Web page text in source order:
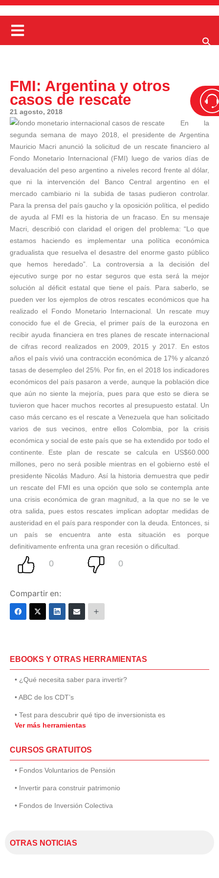
FMI: Argentina y otros
casos de rescate
21 agosto, 2018
En la
segunda semana de mayo 2018, el presidente de Argentina
Mauricio Macri anunció la solicitud de un rescate financiero al
Fondo Monetario Internacional (FMI) luego de varios días de
devaluación del peso argentino a niveles record frente al dólar,
que ni la intervención del Banco Central argentino en el
mercado cambiario ni la subida de tasas pudieron controlar.
Para la prensa del país gaucho y la oposición política, el pedido
de ayuda al FMI es la historia de un fracaso. En su mensaje
Macri, describió con claridad el origen del problema: “Lo que
estamos haciendo es implementar una política económica
gradualista que resuelva el desastre del enorme gasto público
que hemos heredado”. La controversia a la decisión del
ejecutivo surge por no estar seguros que esta será la mejor
solución al déficit estatal que tiene el país. Para saberlo, se
pueden ver los ejemplos de otros rescates económicos que ha
realizado el Fondo Monetario Internacional. Un rescate muy
conocido fue el de Grecia, el primer país de la eurozona en
recibir ayuda financiera en tres planes de rescate internacional
de cifras record realizados en 2009, 2015 y 2017. En estos
años el país vivió una contracción económica de 17% y alcanzó
tasas de desempleo del 25%. Por fin, en el 2018 los indicadores
económicos del país pasaron a verde, aunque la población dice
que aún no siente la mejoría, pues para que esto se diera se
tuvieron que hacer muchos recortes al presupuesto estatal. Un
caso más cercano es el rescate a Venezuela que han solicitado
varios de sus vecinos, entre ellos Colombia, por la crisis
económica y social de este país que se ha extendido por todo el
continente. Este plan de rescate se calcula en US$60.000
millones, pero no será posible mientras en el gobierno esté el
presidente Nicolás Maduro. Así la historia demuestra que pedir
un rescate del FMI es una opción que solo se contempla ante
una crisis económica de gran magnitud, a la que no se le ve
otra salida, pues estos rescates implican adoptar medidas de
austeridad en el país para responder con la deuda. Entonces, si
un país se encuentra ante esta situación es porque
definitivamente enfrenta una gran recesión o dificultad.
Compartir en:
EBOOKS Y OTRAS HERRAMIENTAS
• ¿Qué necesita saber para invertir?
• ABC de los CDT’s
• Test para descubrir qué tipo de inversionista es
Ver más herramientas
CURSOS GRATUITOS
• Fondos Voluntarios de Pensión
• Invertir para construir patrimonio
• Fondos de Inversión Colectiva
OTRAS NOTICIAS